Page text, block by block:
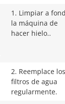
1. Limpiar a
la máquina de
hacer hielo..
2. Reemplace los
filtros de agua
regularmente.